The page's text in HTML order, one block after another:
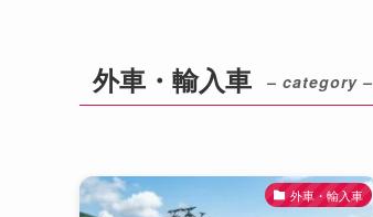
外車・輸入車 – category –
外車・輸入車